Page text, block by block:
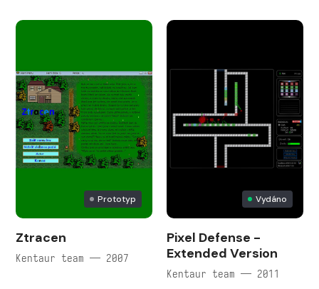
Prototyp
Ztracen
Kentaur team — 2007
Vydáno
Pixel Defense -
Extended Version
Kentaur team — 2011